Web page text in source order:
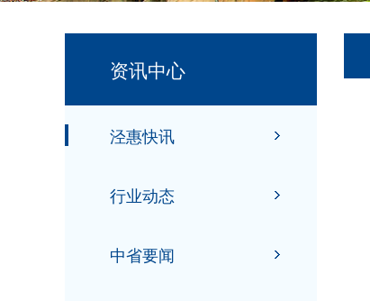
资讯中心
泾惠快讯
行业动态
中省要闻